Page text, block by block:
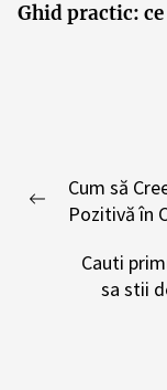
Ghid practic:
Previous
Cum să
Pozitivă în
Cauti
sa stii